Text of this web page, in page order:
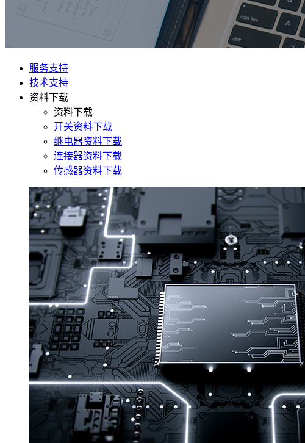
服务支持
技术支持
资料下载
资料下载
开关资料下载
继电器资料下载
连接器资料下载
传感器资料下载